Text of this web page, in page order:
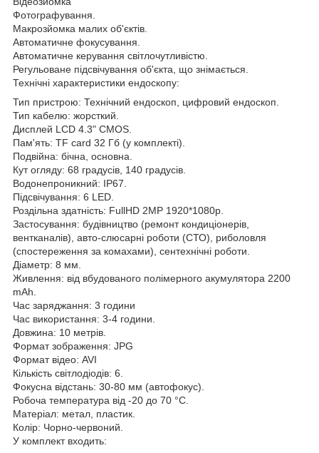
Фотографування.
Макрозйомка малих об'єктів.
Автоматичне фокусування.
Автоматичне керування світлочутливістю.
Регульоване підсвічування об'єкта, що знімається.
Технічні характеристики ендоскопу:
Тип пристрою: Технічний ендоскоп, цифровий ендоскоп.
Тип кабелю: жорсткий.
Дисплей LCD 4.3" CMOS.
Пам'ять: TF card 32 Гб (у комплекті).
Подвійна: бічна, основна.
Кут огляду: 68 градусів, 140 градусів.
Водонепроникний: IP67.
Підсвічування: 6 LED.
Роздільна здатність: FullHD 2MP 1920*1080p.
Застосування: будівництво (ремонт кондиціонерів,
вентканалів), авто-слюсарні роботи (СТО), риболовля
(спостереження за комахами), сентехнічні роботи.
Діаметр: 8 мм.
Живлення: від вбудованого полімерного акумулятора 2200
mAh.
Час заряджання: 3 години
Час використання: 3-4 години.
Довжина: 10 метрів.
Формат зображення: JPG
Формат відео: AVI
Кількість світлодіодів: 6.
Фокусна відстань: 30-80 мм (автофокус).
Робоча температура від -20 до 70 °С.
Матеріал: метал, пластик.
Колір: Чорно-червоний.
У комплект входить: